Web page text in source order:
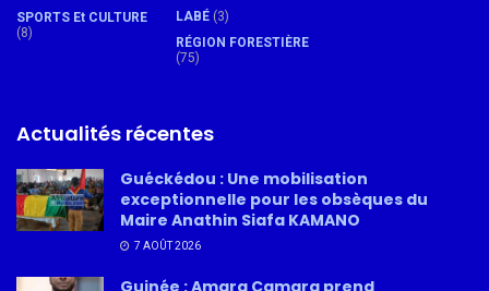
SPORTS Et CULTURE
(8)
LABÉ (3)
RÉGION FORESTIÈRE
(75)
Actualités récentes
Guéckédou : Une mobilisation
exceptionnelle pour les obsèques du
Maire Anathin Siafa KAMANO
7 AOÛT 2026